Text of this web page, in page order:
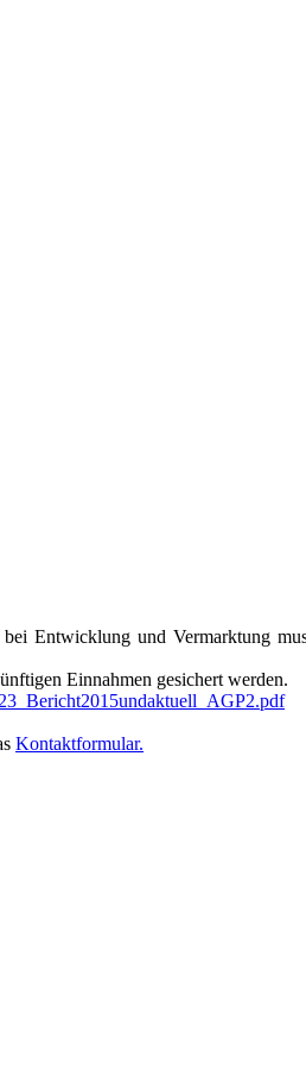
Entwicklung und Vermarktung
Einnahmen gesichert werden.
Kontaktformular.